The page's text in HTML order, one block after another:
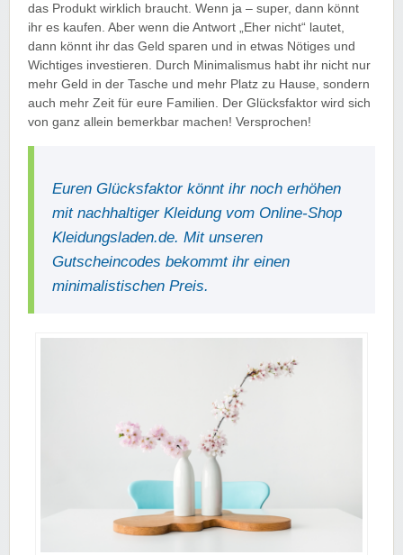
das Produkt wirklich braucht. Wenn ja – super, dann könnt
ihr es kaufen. Aber wenn die Antwort „Eher nicht“ lautet,
dann könnt ihr das Geld sparen und in etwas Nötiges und
Wichtiges investieren. Durch Minimalismus habt ihr nicht nur
mehr Geld in der Tasche und mehr Platz zu Hause, sondern
auch mehr Zeit für eure Familien. Der Glücksfaktor wird sich
von ganz allein bemerkbar machen! Versprochen!
Euren Glücksfaktor könnt ihr noch erhöhen
mit nachhaltiger Kleidung vom Online-Shop
Kleidungsladen.de. Mit unseren
Gutscheincodes bekommt ihr einen
minimalistischen Preis.